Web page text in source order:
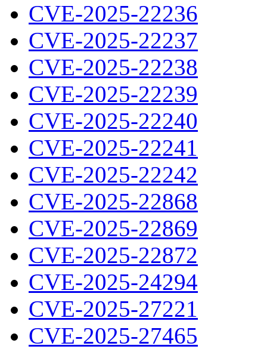
CVE-2025-22236
CVE-2025-22237
CVE-2025-22238
CVE-2025-22239
CVE-2025-22240
CVE-2025-22241
CVE-2025-22242
CVE-2025-22868
CVE-2025-22869
CVE-2025-22872
CVE-2025-24294
CVE-2025-27221
CVE-2025-27465